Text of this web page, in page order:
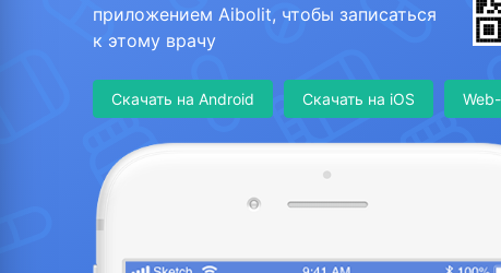
приложением Aibolit, чтобы записаться
к этому врачу
Скачать на Android Скачать на iOS